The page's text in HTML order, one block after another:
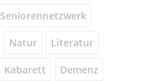
Seniorennetzwerk
Natur Literatur
Kabarett Demenz